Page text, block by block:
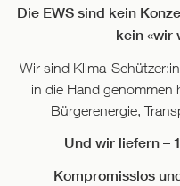
Die EWS sind kein
kein «wir
Wir sind Klima-
in die Hand genommen
Bürgerenergie,
Und wir liefern –
Kompromisslos